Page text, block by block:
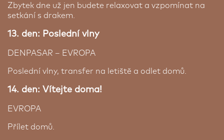
Zbytek dne už jen budete relaxovat a vzpomínat na
setkání s drakem.
13. den: Poslední vlny
DENPASAR – EVROPA
Poslední vlny, transfer na letiště a odlet domů.
14. den: Vítejte doma!
EVROPA
Přílet domů.